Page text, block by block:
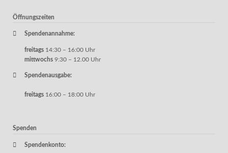
Öffnungszeiten
Spendenannahme:
freitags 14:30 – 16:00 Uhr
mittwochs 9:30 – 12.00 Uhr
Spendenausgabe:
freitags 16:00 – 18:00 Uhr
Spenden
Spendenkonto: